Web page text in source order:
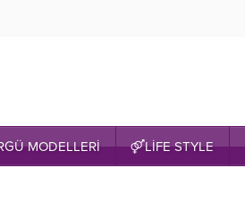
MODELLERİ LİFE STYLE